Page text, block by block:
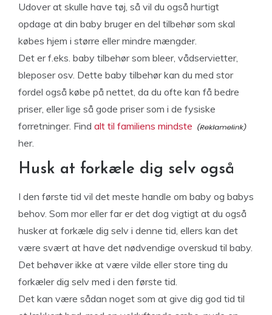
Udover at skulle have tøj, så vil du også hurtigt
opdage at din baby bruger en del tilbehør som skal
købes hjem i større eller mindre mængder.
Det er f.eks. baby tilbehør som bleer, vådservietter,
bleposer osv. Dette baby tilbehør kan du med stor
fordel også købe på nettet, da du ofte kan få bedre
priser, eller lige så gode priser som i de fysiske
forretninger. Find alt til familiens mindste
her.
Husk at forkæle dig selv også
I den første tid vil det meste handle om baby og babys
behov. Som mor eller far er det dog vigtigt at du også
husker at forkæle dig selv i denne tid, ellers kan det
være svært at have det nødvendige overskud til baby.
Det behøver ikke at være vilde eller store ting du
forkæler dig selv med i den første tid.
Det kan være sådan noget som at give dig god tid til